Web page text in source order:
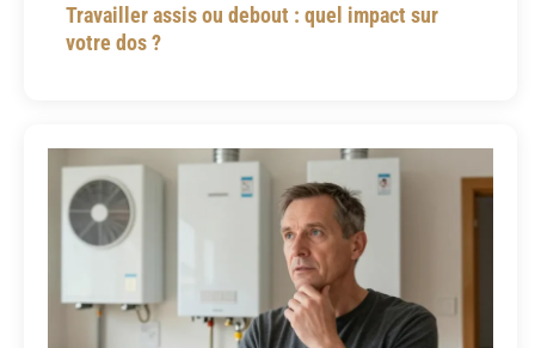
Travailler assis ou debout : quel impact sur
votre dos ?